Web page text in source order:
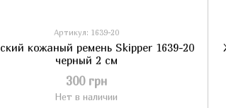
Артикул: 1639-20
кожаный ремень Skipper 1639-20
черный 2 см
300 грн
Нет в наличии